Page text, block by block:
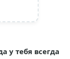
у тебя всегда